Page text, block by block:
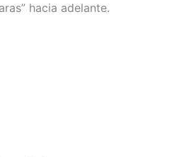
hacia adelante.